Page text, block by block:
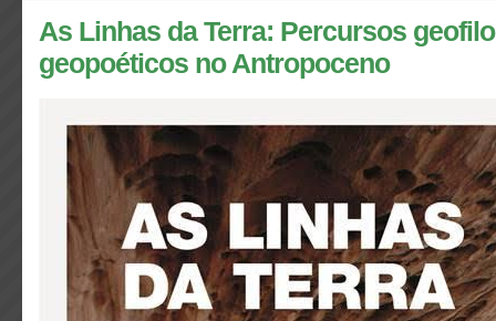
As Linhas da Terra: Percursos
geopoéticos no Antropoceno